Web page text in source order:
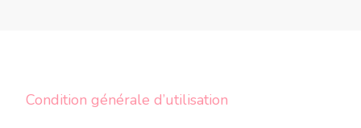
Condition générale d’utilisation